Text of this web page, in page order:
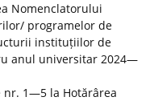
Nomenclatorului
programelor de
instituțiilor de
anul universitar 2024—
nr. 1—5 la Hotărârea